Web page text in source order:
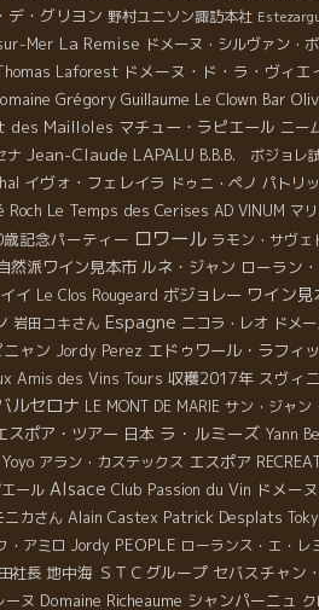
デ・グリヨン 野村ユニソン諏訪本社
Mer La Remise ドメーヌ・シルヴァン・
Laforest ドメーヌ・ド・ラ・ヴィエ
Grégory Guillaume Le Clown Bar
des Mailloles マチュー・ラピエール ニー
ナ Jean-Claude LAPALU B.B.B. ボジョレ
イヴォ・フェレイラ ドゥニ・ペノ パトリ
Roch Le Temps des Cerises AD VINUM マ
記念パーティー ロワール ラモン・サヴェ
然派ワイン見本市 ルネ・ジャン ローラン
イ Le Clos Rougeard ボジョレー ワイン
岩田コキさん Espagne ニコラ・レオ ドメ
ャン Jordy Perez エドゥワール・ラフィ
Amis des Vins Tours 収穫2017年 スヴィ
ルセロナ LE MONT DE MARIE サン・ジャン
スポア・ツアー 日本 ラ・ルミーズ Yann
Yoyo アラン・カステックス エスポア
ール Alsace Club Passion du Vin ドメー
ニカさん Alain Castex Patrick Desplats
・アミロ Jordy PEOPLE ローランス・エ・レ
社長 地中海 ＳＴＣグループ セバスチャン
ーヌ Domaine Richeaume シャンパーニュ